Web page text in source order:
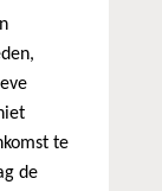
te
de